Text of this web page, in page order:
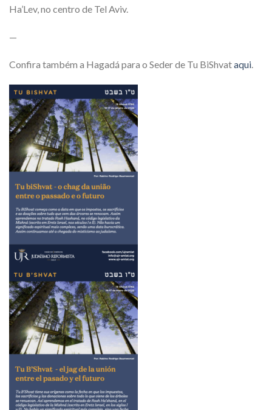
Ha’Lev, no centro de Tel Aviv.
—
Confira também a Hagadá para o Seder de Tu BiShvataqui.